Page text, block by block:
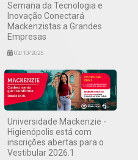
Semana da Tecnologia e
Inovação Conectará
Mackenzistas a Grandes
Empresas
02/10/2025
Universidade Mackenzie -
Higienópolis está com
inscrições abertas para o
Vestibular 2026.1